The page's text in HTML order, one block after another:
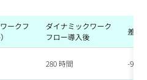
ークフ
ダイナミックワーク
フロー導入後
差分
280 時間 -920